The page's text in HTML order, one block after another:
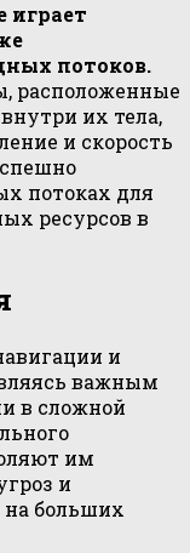
играет
потоков.
расположенные
их тела,
и скорость
потоках для
ресурсов в
и
важным
в сложной
им
и
на больших